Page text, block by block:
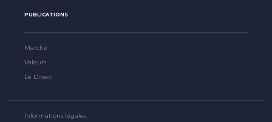
PUBLICATIONS
Marché
Valeurs
Le Direct
Informations légales